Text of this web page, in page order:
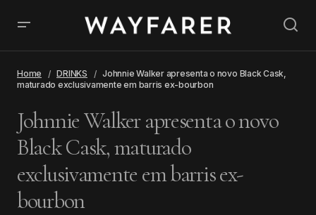
Home DRINKS
Johnnie Walker apresenta o novo Black Cask,
maturado exclusivamente em barris ex-bourbon
Johnnie Walker apresenta o novo
Black Cask, maturado
exclusivamente em barris ex-
bourbon